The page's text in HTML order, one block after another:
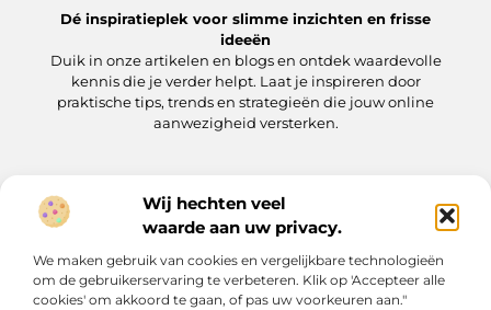
Wij hechten veel
waarde aan uw privacy.
We maken gebruik van cookies en vergelijkbare technologieën
om de gebruikerservaring te verbeteren. Klik op 'Accepteer alle
cookies' om akkoord te gaan, of pas uw voorkeuren aan."
Dé inspiratieplek voor slimme inzichten en frisse
ideeën
Duik in onze artikelen en blogs en ontdek waardevolle
kennis die je verder helpt. Laat je inspireren door
praktische tips, trends en strategieën die jouw online
aanwezigheid versterken.
Onze informatie
Bericht categorie